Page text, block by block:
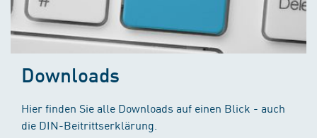
Downloads
Hier finden Sie alle Downloads auf einen Blick - auch
die DIN-Beitrittserklärung.